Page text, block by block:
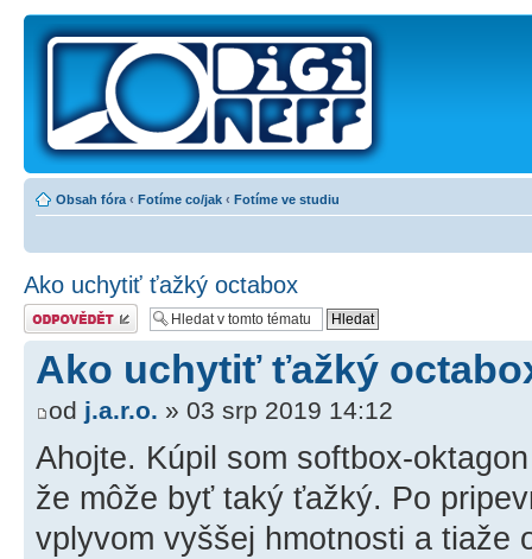
Obsah fóra ‹ Fotíme co/jak ‹ Fotíme ve studiu
Ako uchytiť ťažký octabox
Odeslat odpověď
Ako uchytiť ťažký
od j.a.r.o. » 03 srp 2019 14:12
Ahojte. Kúpil som softbox-
že môže byť taký ťažký. Po
vplyvom vyššej hmotnosti a tiaže